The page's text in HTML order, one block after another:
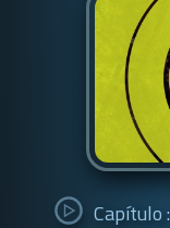
Capítulo :